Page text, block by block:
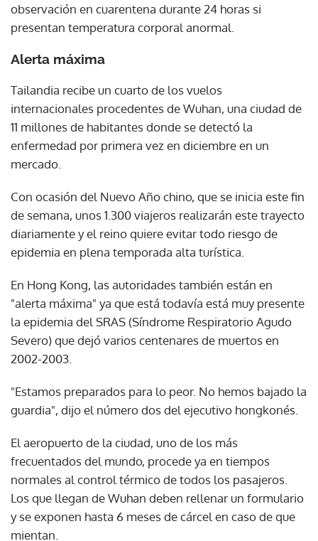
observación en cuarentena durante 24 horas si
presentan temperatura corporal anormal.
Alerta máxima
Tailandia recibe un cuarto de los vuelos
internacionales procedentes de Wuhan, una ciudad de
11 millones de habitantes donde se detectó la
enfermedad por primera vez en diciembre en un
mercado.
Con ocasión del Nuevo Año chino, que se inicia este fin
de semana, unos 1.300 viajeros realizarán este trayecto
diariamente y el reino quiere evitar todo riesgo de
epidemia en plena temporada alta turística.
En Hong Kong, las autoridades también están en
"alerta máxima" ya que está todavía está muy presente
la epidemia del SRAS (Síndrome Respiratorio Agudo
Severo) que dejó varios centenares de muertos en
2002-2003.
"Estamos preparados para lo peor. No hemos bajado la
guardia", dijo el número dos del ejecutivo hongkonés.
El aeropuerto de la ciudad, uno de los más
frecuentados del mundo, procede ya en tiempos
normales al control térmico de todos los pasajeros.
Los que llegan de Wuhan deben rellenar un formulario
y se exponen hasta 6 meses de cárcel en caso de que
mientan.